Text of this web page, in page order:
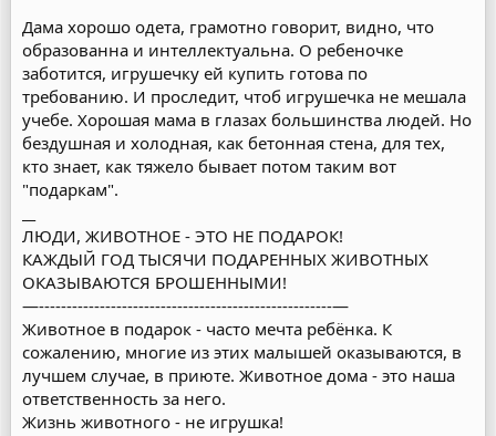
Дама хорошо одета, грамотно говорит, видно, что
образованна и интеллектуальна. О ребеночке
заботится, игрушечку ей купить готова по
требованию. И проследит, чтоб игрушечка не мешала
учебе. Хорошая мама в глазах большинства людей. Но
бездушная и холодная, как бетонная стена, для тех,
кто знает, как тяжело бывает потом таким вот
"подаркам".
ЛЮДИ, ЖИВОТНОЕ - ЭТО НЕ ПОДАРОК!
КАЖДЫЙ ГОД ТЫСЯЧИ ПОДАРЕННЫХ ЖИВОТНЫХ
ОКАЗЫВАЮТСЯ БРОШЕННЫМИ!
—-----------------------------------------------------—
Животное в подарок - часто мечта ребёнка. К
сожалению, многие из этих малышей оказываются, в
лучшем случае, в приюте. Животное дома - это наша
ответственность за него.
Жизнь животного - не игрушка!